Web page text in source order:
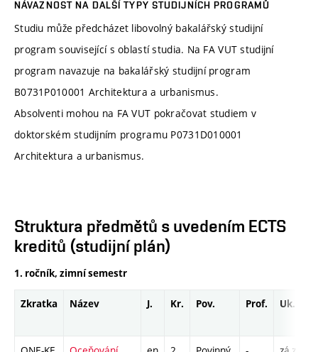
NÁVAZNOST NA DALŠÍ TYPY STUDIJNÍCH PROGRAMŮ
Studiu může předcházet libovolný bakalářský studijní
program související s oblastí studia. Na FA VUT studijní
program navazuje na bakalářský studijní program
B0731P010001 Architektura a urbanismus.
Absolventi mohou na FA VUT pokračovat studiem v
doktorském studijním programu P0731D010001
Architektura a urbanismus.
Struktura předmětů s uvedením ECTS
kreditů (studijní plán)
1. ročník, zimní semestr
Zkratka Název J. Kr. Pov. Prof. Uk.